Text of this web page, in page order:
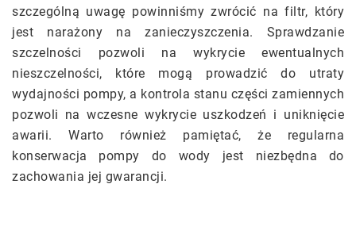
szczególną uwagę powinniśmy zwrócić na filtr, który
jest narażony na zanieczyszczenia. Sprawdzanie
szczelności pozwoli na wykrycie ewentualnych
nieszczelności, które mogą prowadzić do utraty
wydajności pompy, a kontrola stanu części zamiennych
pozwoli na wczesne wykrycie uszkodzeń i uniknięcie
awarii. Warto również pamiętać, że regularna
konserwacja pompy do wody jest niezbędna do
zachowania jej gwarancji.